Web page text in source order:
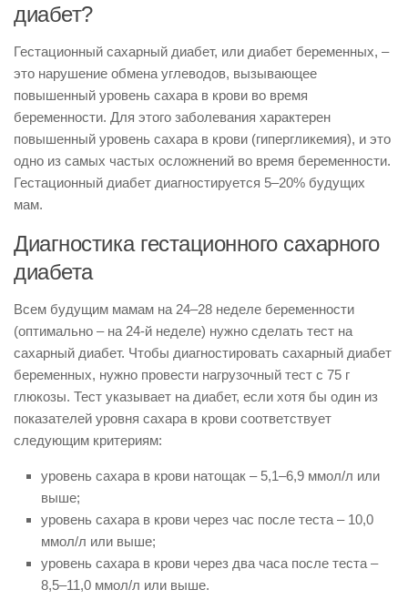
диабет?
Гестационный сахарный диабет, или диабет беременных, –
это нарушение обмена углеводов, вызывающее
повышенный уровень сахара в крови во время
беременности. Для этого заболевания характерен
повышенный уровень сахара в крови (гипергликемия), и это
одно из самых частых осложнений во время беременности.
Гестационный диабет диагностируется 5–20% будущих
мам.
Диагностика гестационного сахарного
диабета
Всем будущим мамам на 24–28 неделе беременности
(оптимально – на 24-й неделе) нужно сделать тест на
сахарный диабет. Чтобы диагностировать сахарный диабет
беременных, нужно провести нагрузочный тест с 75 г
глюкозы. Тест указывает на диабет, если хотя бы один из
показателей уровня сахара в крови соответствует
следующим критериям:
уровень сахара в крови натощак – 5,1–6,9 ммол/л или
выше;
уровень сахара в крови через час после теста – 10,0
ммол/л или выше;
уровень сахара в крови через два часа после теста –
8,5–11,0 ммол/л или выше.